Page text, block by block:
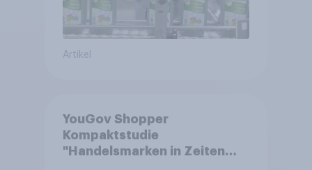
Artikel
YouGov Shopper
Kompaktstudie
"Handelsmarken in Zeiten